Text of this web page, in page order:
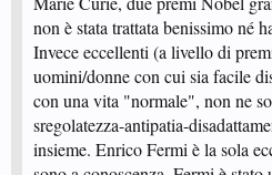
non è stata trattata benissimo né
Invece eccellenti (a livello di
uomini/donne con cui sia facile
con una vita "normale", non ne
sregolatezza-antipatia-
insieme. Enrico Fermi è la sola